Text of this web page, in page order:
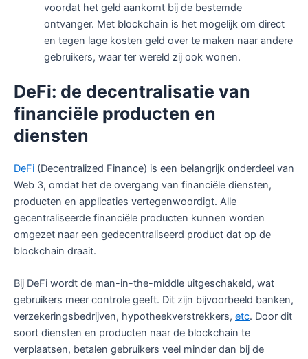
voordat het geld aankomt bij de bestemde
ontvanger. Met blockchain is het mogelijk om direct
en tegen lage kosten geld over te maken naar andere
gebruikers, waar ter wereld zij ook wonen.
DeFi: de decentralisatie van
financiële producten en
diensten
DeFi (Decentralized Finance) is een belangrijk onderdeel van
Web 3, omdat het de overgang van financiële diensten,
producten en applicaties vertegenwoordigt. Alle
gecentraliseerde financiële producten kunnen worden
omgezet naar een gedecentraliseerd product dat op de
blockchain draait.
Bij DeFi wordt de man-in-the-middle uitgeschakeld, wat
gebruikers meer controle geeft. Dit zijn bijvoorbeeld banken,
verzekeringsbedrijven, hypotheekverstrekkers, etc. Door dit
soort diensten en producten naar de blockchain te
verplaatsen, betalen gebruikers veel minder dan bij de